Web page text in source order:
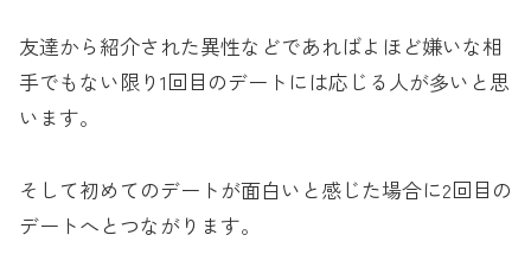
友達から紹介された異性などであればよほど嫌いな相
手でもない限り1回目のデートには応じる人が多いと思
います。
そして初めてのデートが面白いと感じた場合に2回目の
デートへとつながります。